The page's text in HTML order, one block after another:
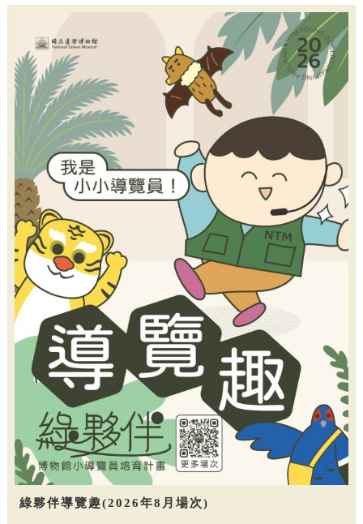
綠夥伴導覽趣(2026年8月場次)